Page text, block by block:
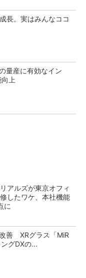
長。実はみんなココ
量産に有効なイン
上
アルズが東京オフィ
したワケ、本社機能
に
善 XRグラス「MiR
グDXの...